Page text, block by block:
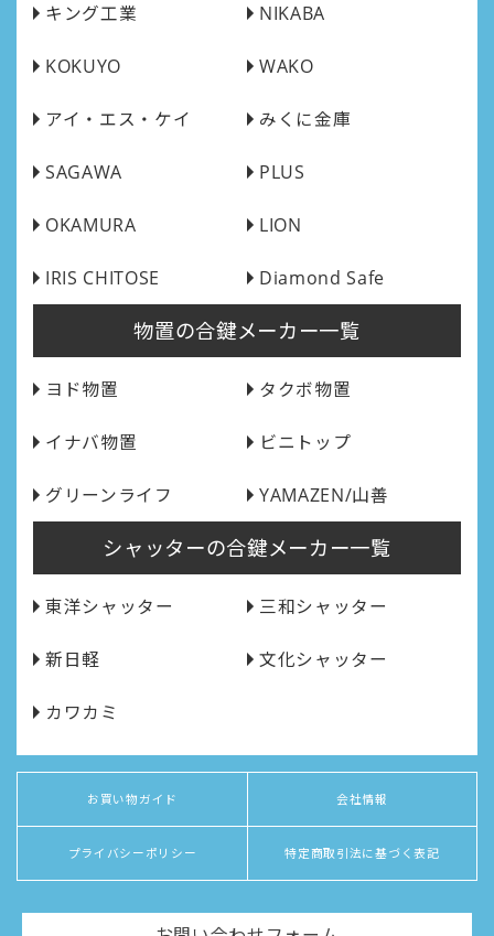
キング工業 NIKABA
KOKUYO WAKO
アイ・エス・ケイ みくに金庫
SAGAWA PLUS
OKAMURA LION
IRIS CHITOSE Diamond Safe
物置の合鍵メーカー一覧
ヨド物置 タクボ物置
イナバ物置 ビニトップ
グリーンライフ YAMAZEN/山善
シャッターの合鍵メーカー一覧
東洋シャッター 三和シャッター
新日軽 文化シャッター
カワカミ
お買い物ガイド 会社情報
プライバシーポリシー 特定商取引法に基づく表記